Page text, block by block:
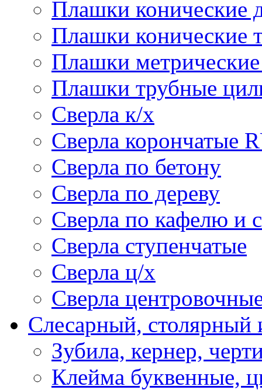
Плашки
Плашки конические
Плашки
Плашки трубные
Сверла к/х
Сверла корончатые
Сверла по бетону
Сверла по дереву
Сверла по кафелю и
Сверла ступенчатые
Сверла ц/х
Сверла
Слесарный, столярный
Зубила, кернер,
Клейма буквенные,